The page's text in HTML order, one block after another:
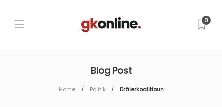
0
Blog Post
Home Politik Dräierkoalitioun